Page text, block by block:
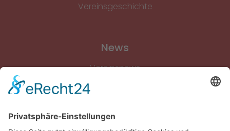
Vereinsgeschichte
News
Vereinsnews
Gymnastik & Aerobic